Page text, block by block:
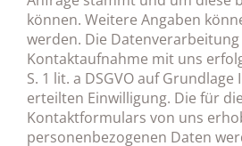
können. Weitere Angaben
werden. Die
Kontaktaufnahme mit uns
S. 1 lit. a DSGVO auf
erteilten Einwilligung. Die für
Kontaktformulars von uns
personenbezogenen Daten